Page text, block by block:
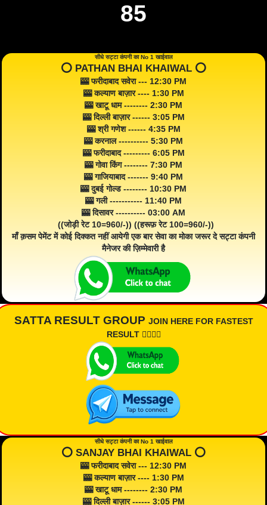
85
सीधे सट्टा कंपनी का No 1 खाईवाल
⭕️ PATHAN BHAI KHAIWAL ⭕️
🎰 फरीदाबाद सवेरा --- 12:30 PM
🎰 कल्याण बाज़ार ---- 1:30 PM
🎰 खाटू धाम -------- 2:30 PM
🎰 दिल्ली बाज़ार ------ 3:05 PM
🎰 श्री गणेश ------ 4:35 PM
🎰 करनाल ---------- 5:30 PM
🎰 फरीदाबाद --------- 6:05 PM
🎰 गोवा किंग -------- 7:30 PM
🎰 गाजियाबाद ------- 9:40 PM
🎰 दुबई गोल्ड -------- 10:30 PM
🎰 गली ----------- 11:40 PM
🎰 दिसावर ---------- 03:00 AM
((जोड़ी रेट 10=960/-)) ((हरूफ़ रेट 100=960/-))
माँ क़सम पेमेंट में कोई दिक्कत नहीं आयेगी एक बार सेवा का मोका जरूर दे सट्टा कंपनी
मैनेजर की ज़िम्मेवारी है
SATTA RESULT GROUP JOIN HERE FOR FASTEST
RESULT 👇🏾👇🏾
सीधे सट्टा कंपनी का No 1 खाईवाल
⭕️ SANJAY BHAI KHAIWAL ⭕️
🎰 फरीदाबाद सवेरा --- 12:30 PM
🎰 कल्याण बाज़ार ---- 1:30 PM
🎰 खाटू धाम -------- 2:30 PM
🎰 दिल्ली बाज़ार ------ 3:05 PM